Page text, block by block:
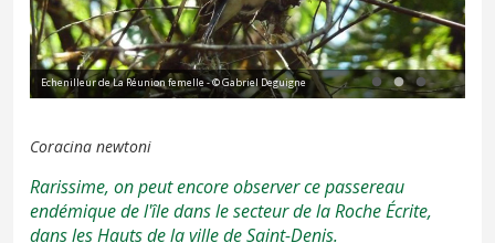
Echenilleur de La Réunion femelle - © Gabriel Deguigne
Coracina newtoni
Rarissime, on peut encore observer ce passereau
endémique de l'île dans le secteur de la Roche Écrite,
dans les Hauts de la ville de Saint-Denis.